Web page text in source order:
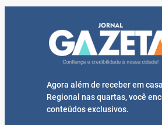
Agora além de receber em
Regional nas quartas, você
conteúdos exclusivos.